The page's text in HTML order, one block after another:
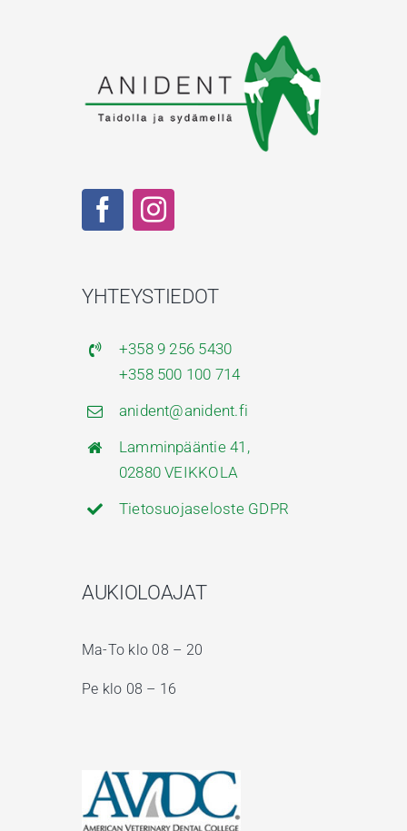
YHTEYSTIEDOT
+358 9 256 5430
+358 500 100 714
anident@anident.fi
Lamminpääntie 41,
02880 VEIKKOLA
Tietosuojaseloste GDPR
AUKIOLOAJAT
Ma-To klo 08 – 20
Pe klo 08 – 16